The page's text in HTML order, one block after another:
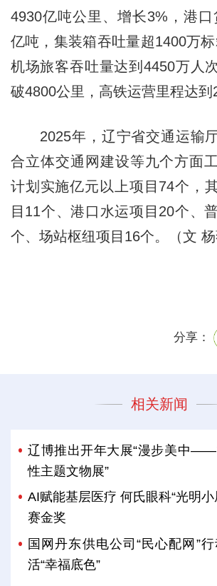
4930亿吨公里、增长3%，港
亿吨，集装箱吞吐量超1400万标
机场旅客吞吐量达到4450万人
破4800公里，高铁运营里程达到
2025年，辽宁省交通运输
合立体交通网建设等九个方面
计划实施亿元以上项目74个，
目11个、港口水运项目20个、
个、场站枢纽项目16个。（文 杨
分享：
相关新闻
辽博推出开年大展“漫步美中
性主题文物展”
AI赋能基层医疗 何氏眼科“光明小
赛金奖
国网丹东供电公司“民心配网”
活“幸福底色”